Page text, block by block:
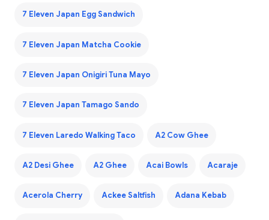
7 Eleven Japan Egg Sandwich
7 Eleven Japan Matcha Cookie
7 Eleven Japan Onigiri Tuna Mayo
7 Eleven Japan Tamago Sando
7 Eleven Laredo Walking Taco A2 Cow Ghee
A2 Desi Ghee A2 Ghee Acai Bowls Acaraje
Acerola Cherry Ackee Saltfish Adana Kebab